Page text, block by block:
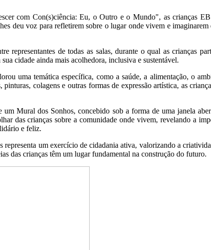
com Con(s)ciência: Eu, o Outro e o Mundo", as crianças
deu voz para refletirem sobre o lugar onde vivem e imaginarem
representantes de todas as salas, durante o qual as crianças
cidade ainda mais acolhedora, inclusiva e sustentável.
uma temática específica, como a saúde, a alimentação, o
colagens e outras formas de expressão artística, as
Mural dos Sonhos, concebido sob a forma de uma janela
das crianças sobre a comunidade onde vivem, revelando a
e feliz.
um exercício de cidadania ativa, valorizando a
das crianças têm um lugar fundamental na construção do futuro.